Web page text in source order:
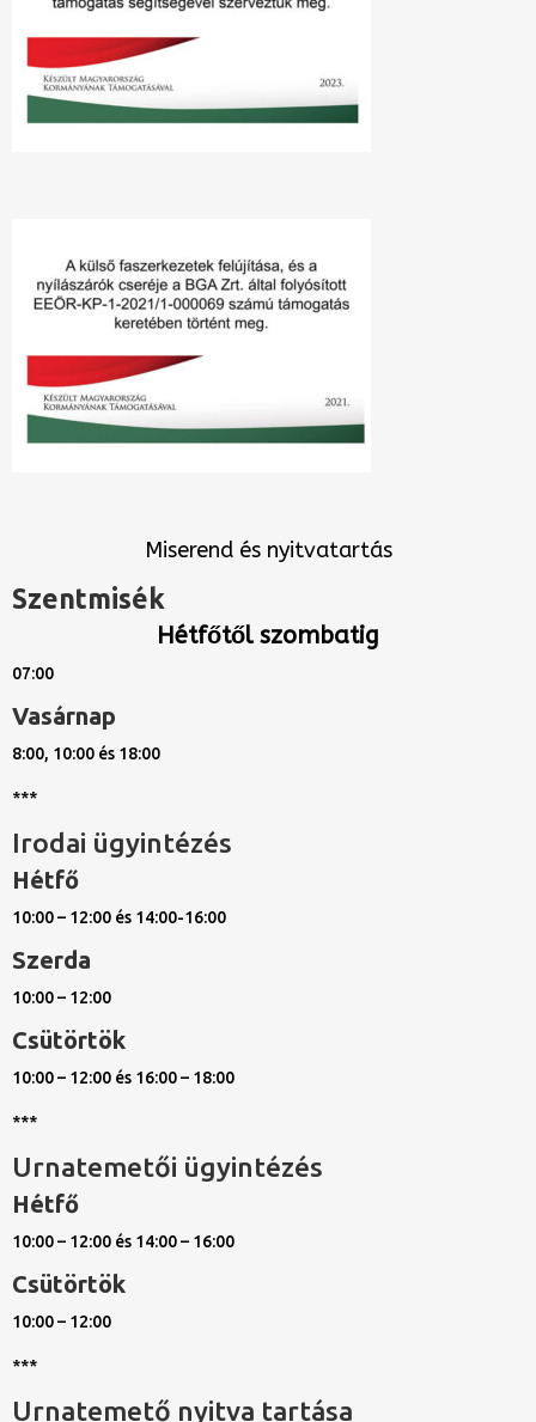
Miserend és nyitvatartás
Szentmisék
Hétfőtől szombatig
07:00
Vasárnap
8:00, 10:00 és 18:00
***
Irodai ügyintézés
Hétfő
10:00 – 12:00 és 14:00-16:00
Szerda
10:00 – 12:00
Csütörtök
10:00 – 12:00 és 16:00 – 18:00
***
Urnatemetői ügyintézés
Hétfő
10:00 – 12:00 és 14:00 – 16:00
Csütörtök
10:00 – 12:00
***
Urnatemető nyitva tartása